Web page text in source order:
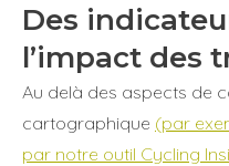
Des
l’impact des
Au delà des aspects de
cartographique (par
par notre outil Cycling